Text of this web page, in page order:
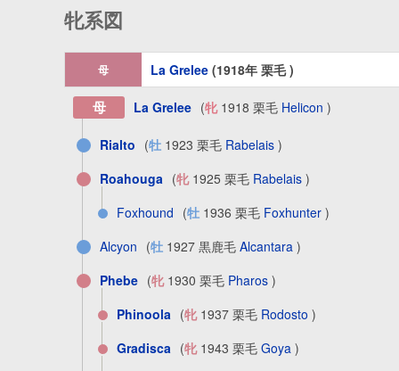
牝系図
母 La Grelee (1918年 栗毛 )
母 La Grelee (牝1918 栗毛 Helicon )
Rialto (牡 1923 栗毛 Rabelais )
Roahouga (牝1925 栗毛 Rabelais )
Foxhound (牡 1936 栗毛 Foxhunter )
Alcyon (牡 1927 黒鹿毛 Alcantara )
Phebe (牝1930 栗毛 Pharos )
Phinoola (牝1937 栗毛 Rodosto )
Gradisca (牝1943 栗毛 Goya )